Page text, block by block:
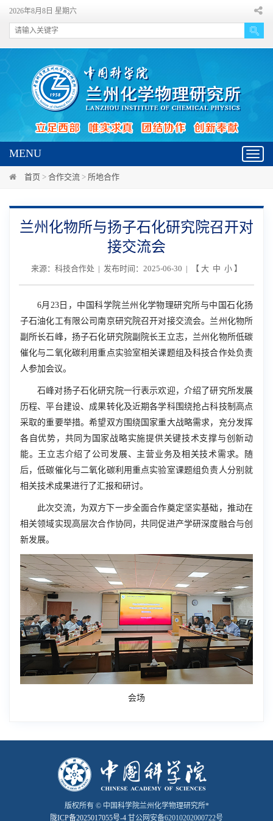
2026年8月8日 星期六
MENU
首页 > 合作交流 > 所地合作
兰州化物所与扬子石化研究院召开对
接交流会
来源：科技合作处 | 发布时间：2025-06-30 | 【 大 中 小 】
6月 23日，中国科学院兰州化学物理研究所与中国石化扬
子石油化工有限公司南京研究院召开对接交流会。兰州化物所
副所长石峰，扬子石化研究院副院长王立志，兰州化物所低碳
催化与二氧化碳利用重点实验室相关课题组及科技合作处负责
人参加会议。
石峰对扬子石化研究院一行表示欢迎，介绍了研究所发展
历程、平台建设、成果转化及近期各学科围绕抢占科技制高点
采取的重要举措。希望双方围绕国家重大战略需求，充分发挥
各自优势，共同为国家战略实施提供关键技术支撑与创新动
能。王立志介绍了公司发展、主营业务及相关技术需求。随
后，低碳催化与二氧化碳利用重点实验室课题组负责人分别就
相关技术成果进行了汇报和研讨。
此次交流，为双方下一步全面合作奠定坚实基础，推动在
相关领域实现高层次合作协同，共同促进产学研深度融合与创
新发展。
会场
版权所有 © 中国科学院兰州化学物理研究所*
陇ICP备2025017055号-4 甘公网安备62010202000722号